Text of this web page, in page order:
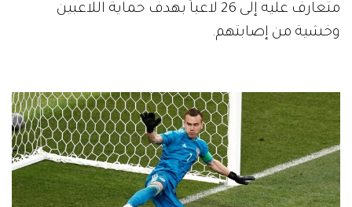
متعارف عليه إلى 26 لاعباً بهدف حماية اللاعبين
وخشية من إصابتهم.